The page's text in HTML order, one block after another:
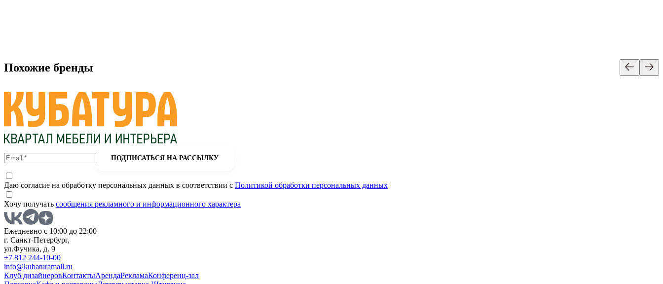
Похожие бренды
ПОДПИСАТЬСЯ НА РАССЫЛКУ
Даю согласие на обработку персональных данных в соответствии с Политикой обработки персональных данных
Хочу получать сообщения рекламного и информационного характера
Ежедневно с 10:00 до 22:00
г. Санкт-Петербург,
ул.Фучика, д. 9
+7 812 244-10-00
info@kubaturamall.ru
Клуб дизайнеровКонтактыАрендаРекламаКонференц-зал